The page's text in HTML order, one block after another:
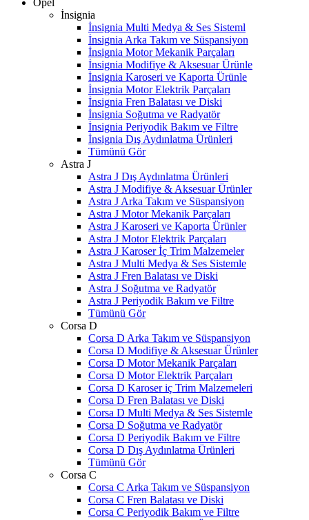
Opel
İnsignia
İnsignia Multi Medya & Ses Sisteml
İnsignia Arka Takım ve Süspansiyon
İnsignia Motor Mekanik Parçaları
İnsignia Modifiye & Aksesuar Ürünle
İnsignia Karoseri ve Kaporta Ürünle
İnsignia Motor Elektrik Parçaları
İnsignia Fren Balatası ve Diski
İnsignia Soğutma ve Radyatör
İnsignia Periyodik Bakım ve Filtre
İnsignia Dış Aydınlatma Ürünleri
Tümünü Gör
Astra J
Astra J Dış Aydınlatma Ürünleri
Astra J Modifiye & Aksesuar Ürünler
Astra J Arka Takım ve Süspansiyon
Astra J Motor Mekanik Parçaları
Astra J Karoseri ve Kaporta Ürünler
Astra J Motor Elektrik Parçaları
Astra J Karoser İç Trim Malzemeler
Astra J Multi Medya & Ses Sistemle
Astra J Fren Balatası ve Diski
Astra J Soğutma ve Radyatör
Astra J Periyodik Bakım ve Filtre
Tümünü Gör
Corsa D
Corsa D Arka Takım ve Süspansiyon
Corsa D Modifiye & Aksesuar Ürünler
Corsa D Motor Mekanik Parçaları
Corsa D Motor Elektrik Parçaları
Corsa D Karoser iç Trim Malzemeleri
Corsa D Fren Balatası ve Diski
Corsa D Multi Medya & Ses Sistemle
Corsa D Soğutma ve Radyatör
Corsa D Periyodik Bakım ve Filtre
Corsa D Dış Aydınlatma Ürünleri
Tümünü Gör
Corsa C
Corsa C Arka Takım ve Süspansiyon
Corsa C Fren Balatası ve Diski
Corsa C Periyodik Bakım ve Filtre